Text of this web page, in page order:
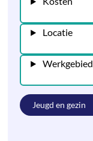
Locatie
Werkgebied
jeugd en gezin